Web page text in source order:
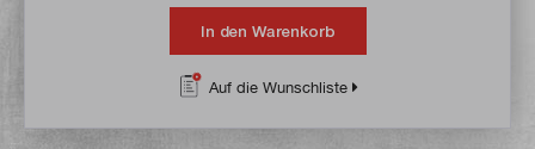
In den Warenkorb
Auf die Wunschliste